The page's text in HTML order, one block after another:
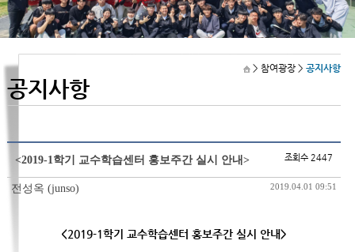
> 참여광장 >공지사항
공지사항
<2019-1학기 교수학습센터 홍보주간 실시 안내> 조회수 2447
전성옥 (junso) 2019.04.01 09:51
<2019-1학기 교수학습센터 홍보주간 실시 안내>